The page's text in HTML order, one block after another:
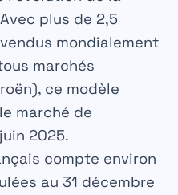
plus de 2,5
mondialement
marchés
ce modèle
marché de
2025.
compte environ
au 31 décembre